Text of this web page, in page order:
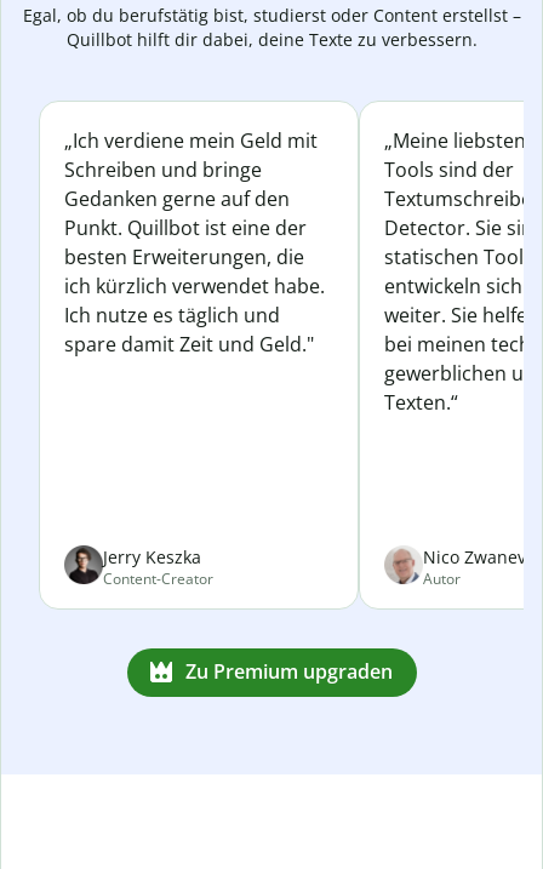
Egal, ob du berufstätig bist, studierst oder Content erstellst –
Quillbot hilft dir dabei, deine Texte zu verbessern.
„Ich verdiene mein Geld mit
Schreiben und bringe
Gedanken gerne auf den
Punkt. Quillbot ist eine der
besten Erweiterungen, die
ich kürzlich verwendet habe.
Ich nutze es täglich und
spare damit Zeit und Geld."
Jerry Keszka
Content-Creator
„Meine liebsten
Tools sind der
Detector. Sie
statischen
entwickeln sich
weiter. Sie
bei meinen
gewerblichen
Texten.“
Nico
Autor
Zu Premium upgraden